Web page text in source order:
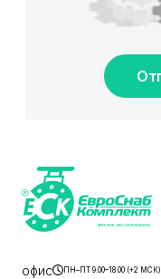
офис ПН–ПТ 9.00–18.00 (+2 МСК)